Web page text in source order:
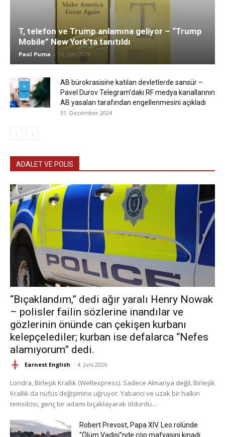
T, telefon ve Trump anlamına geliyor – “Trump
Mobile” New York’ta tanıtıldı
Paul Puma - 16. Juni 2025
AB bürokrasisine katılan devletlerde sansür –
Pavel Durov Telegram’daki RF medya kanallarının
AB yasaları tarafından engellenmesini açıkladı
31. Dezember 2024
ADALET VE POLIS
“Bıçaklandım,” dedi ağır yaralı Henry Nowak
– polisler failin sözlerine inandılar ve
gözlerinin önünde can çekişen kurbanı
kelepçelediler; kurban ise defalarca “Nefes
alamıyorum” dedi.
Earnest English - 4. Juni 2026
Londra, Birleşik Krallık (Weltexpress). Sadece Almanya değil, Birleşik
Krallık da nüfus değişimine uğruyor. Yabancı ve uzak bir halkın
temsilcisi, genç bir adamı bıçaklayarak öldürdü....
Robert Prevost, Papa XIV. Leo rolünde
“Ölüm Vadisi”nde çöp mafyasını kınadı